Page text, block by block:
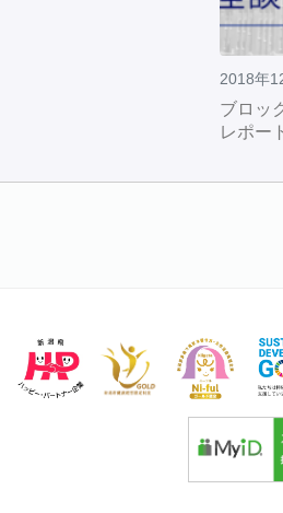
2018年
ブロッ
レポー